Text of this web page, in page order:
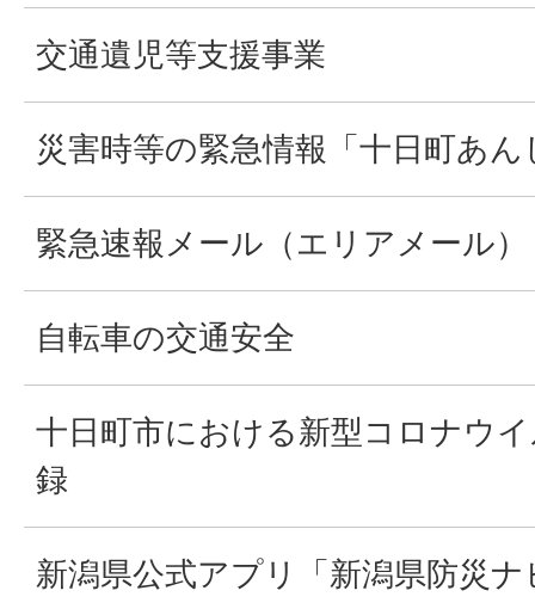
交通遺児等支援事業
災害時等の緊急情報「十日町あ
緊急速報メール（エリアメール）
自転車の交通安全
十日町市における新型コロナウ
録
新潟県公式アプリ「新潟県防災ナ